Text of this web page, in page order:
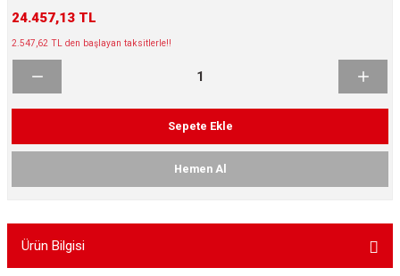
Çelik Jantlar
24.457,13 TL
2.547,62 TL den başlayan taksitlerle!!
Sepete Ekle
Hemen Al
Ürün Bilgisi